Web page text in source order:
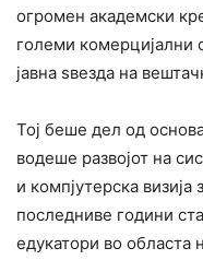
огромен академски
големи комерцијални
јавна ѕвезда на
Тој беше дел од
водеше развојот на
и компјутерска
последниве години
едукатори во